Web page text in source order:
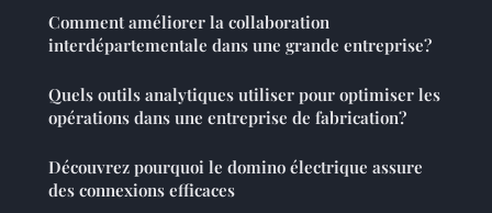
Comment améliorer la collaboration
interdépartementale dans une grande entreprise?
Quels outils analytiques utiliser pour optimiser les
opérations dans une entreprise de fabrication?
Découvrez pourquoi le domino électrique assure
des connexions efficaces